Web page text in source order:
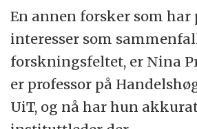
En annen forsker som har
interesser som
forskningsfeltet, er Nina
er professor på
UiT, og nå har hun